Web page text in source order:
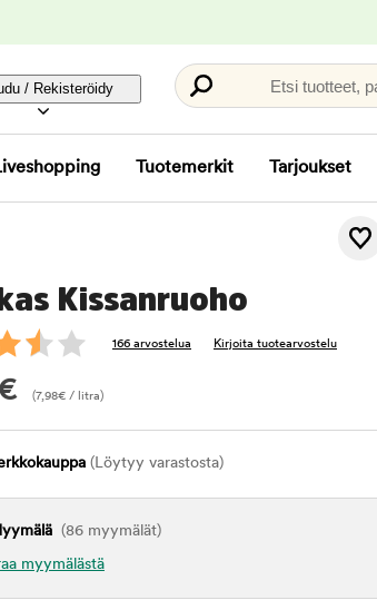
/ Rekisteröidy Etsi tuotteet,
Tuotemerkit Tarjoukset
Kissanruoho
166 arvostelua Kirjoita tuotearvostelu
(7,98€ / litra)
(Löytyy varastosta)
(86 myymälät)
myymälästä